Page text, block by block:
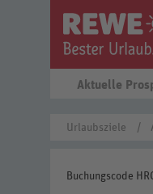
Aktuelle
Urlaubsziele
Buchungscode